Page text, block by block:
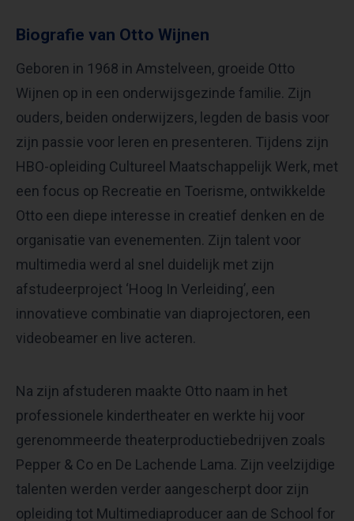
Biografie van Otto Wijnen
Geboren in 1968 in Amstelveen, groeide Otto
Wijnen op in een onderwijsgezinde familie. Zijn
ouders, beiden onderwijzers, legden de basis voor
zijn passie voor leren en presenteren. Tijdens zijn
HBO-opleiding Cultureel Maatschappelijk Werk, met
een focus op Recreatie en Toerisme, ontwikkelde
Otto een diepe interesse in creatief denken en de
organisatie van evenementen. Zijn talent voor
multimedia werd al snel duidelijk met zijn
afstudeerproject ‘Hoog In Verleiding’, een
innovatieve combinatie van diaprojectoren, een
videobeamer en live acteren.
Na zijn afstuderen maakte Otto naam in het
professionele kindertheater en werkte hij voor
gerenommeerde theaterproductiebedrijven zoals
Pepper & Co en De Lachende Lama. Zijn veelzijdige
talenten werden verder aangescherpt door zijn
opleiding tot Multimediaproducer aan de School for